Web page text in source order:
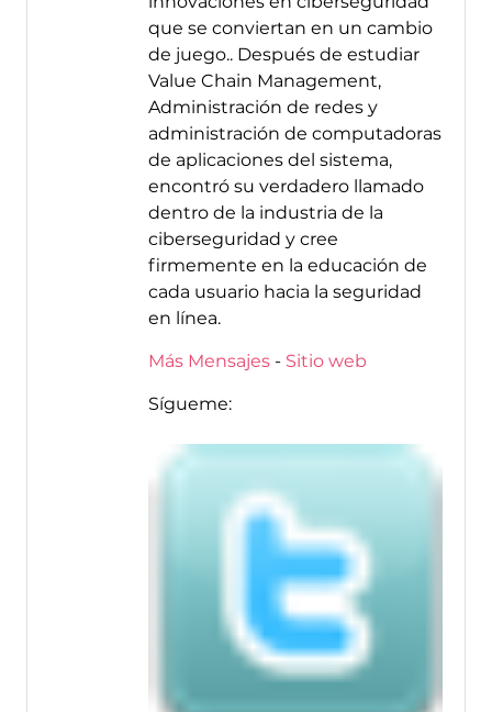
que se conviertan en un cambio
de juego.. Después de estudiar
Value Chain Management,
Administración de redes y
administración de computadoras
de aplicaciones del sistema,
encontró su verdadero llamado
dentro de la industria de la
ciberseguridad y cree
firmemente en la educación de
cada usuario hacia la seguridad
en línea.
Más Mensajes- Sitio web
Sígueme: